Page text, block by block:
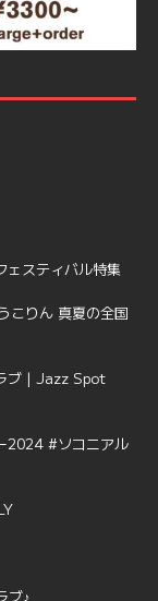
スティバル特集
こりん 真夏の全国
ブ | Jazz Spot
2024 #ソコニアル
ブ♪